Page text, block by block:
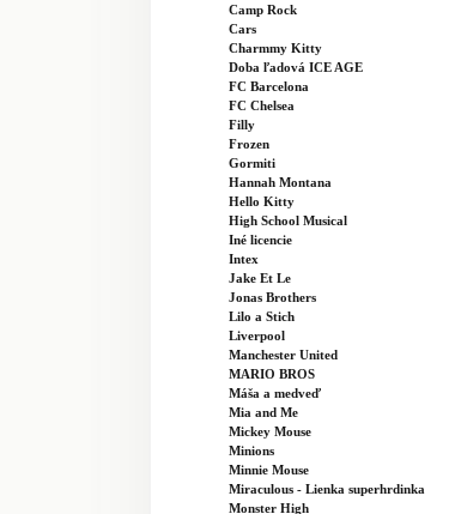
Camp Rock
Cars
Charmmy Kitty
Doba ľadová ICE AGE
FC Barcelona
FC Chelsea
Filly
Frozen
Gormiti
Hannah Montana
Hello Kitty
High School Musical
Iné licencie
Intex
Jake Et Le
Jonas Brothers
Lilo a Stich
Liverpool
Manchester United
MARIO BROS
Máša a medveď
Mia and Me
Mickey Mouse
Minions
Minnie Mouse
Miraculous - Lienka superhrdinka
Monster High